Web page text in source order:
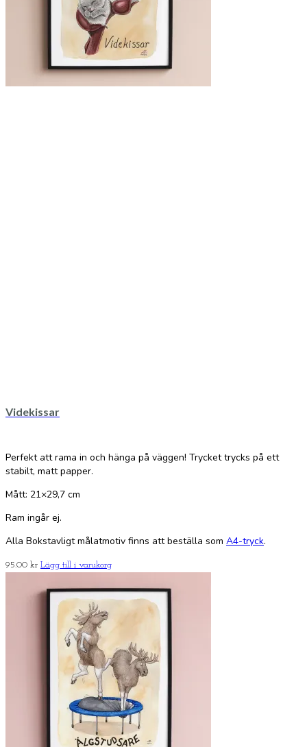
Videkissar
Perfekt att rama in och hänga på väggen! Trycket trycks på ett
stabilt, matt papper.
Mått: 21×29,7 cm
Ram ingår ej.
Alla Bokstavligt målatmotiv finns att beställa som A4-tryck.
95.00 kr Lägg till i varukorg